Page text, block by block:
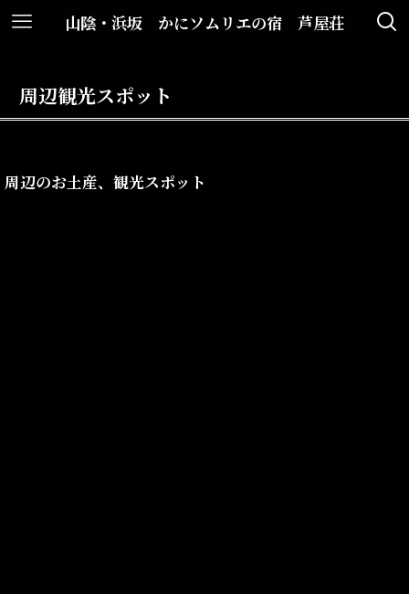
山陰・浜坂 かにソムリエの宿 芦屋荘
周辺観光スポット
周辺のお土産、観光スポット